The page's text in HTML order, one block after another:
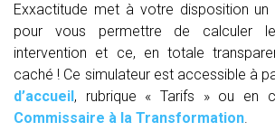
Exxactitude met à votre disposition un
pour vous permettre de calculer
intervention et ce, en totale
caché ! Ce simulateur est accessible à
d’accueil, rubrique « Tarifs » ou en
Commissaire à la Transformation.